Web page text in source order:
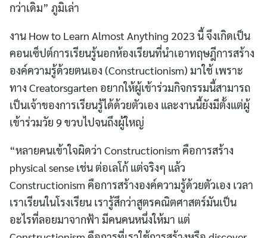
กว่าเดิม” ภูมิเล่า
งาน How to Learn Almost Anything 2023 นี้ จึงเกิดเป็น
คอนเซ็ปต์การเรียนรู้นอกห้องเรียนที่นำเอาทฤษฎีการสร้าง
องค์ความรู้ด้วยตนเอง (Constructionism) มาใช้ เพราะ
ทาง Creatorsgarten อยากให้ผู้เข้าร่วมกิจกรรมนี้สามารถ
เป็นเจ้าของการเรียนรู้ได้ด้วยตัวเอง และงานนี้ยังมีตั้งแต่ผู้
เข้าร่วมวัย 9 ขวบไปจนถึงผู้ใหญ่
“หลายคนเข้าใจผิดว่า Constructionism คือการสร้าง
physical sense เช่น ต่อเลโก้ แต่จริงๆ แล้ว
Constructionism คือการสร้างองค์ความรู้ด้วยตัวเอง เวลา
เราเรียนในโรงเรียน เรารู้สึกว่าสูตรคณิตศาสตร์มันเป็น
อะไรที่ลอยมาจากฟ้า มีคนคนหนึ่งให้มา แต่